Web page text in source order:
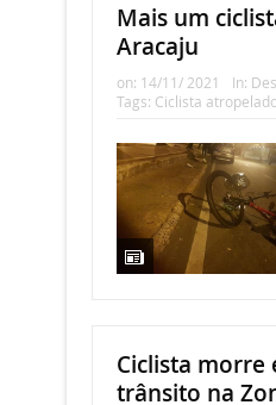
Mais um
Aracaju
on: 14/11/ 2021 In:
Tags: Ciclista
Ciclista
trânsito na